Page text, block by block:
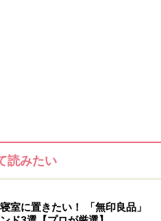
読みたい
室に置きたい！ 「無印良品」